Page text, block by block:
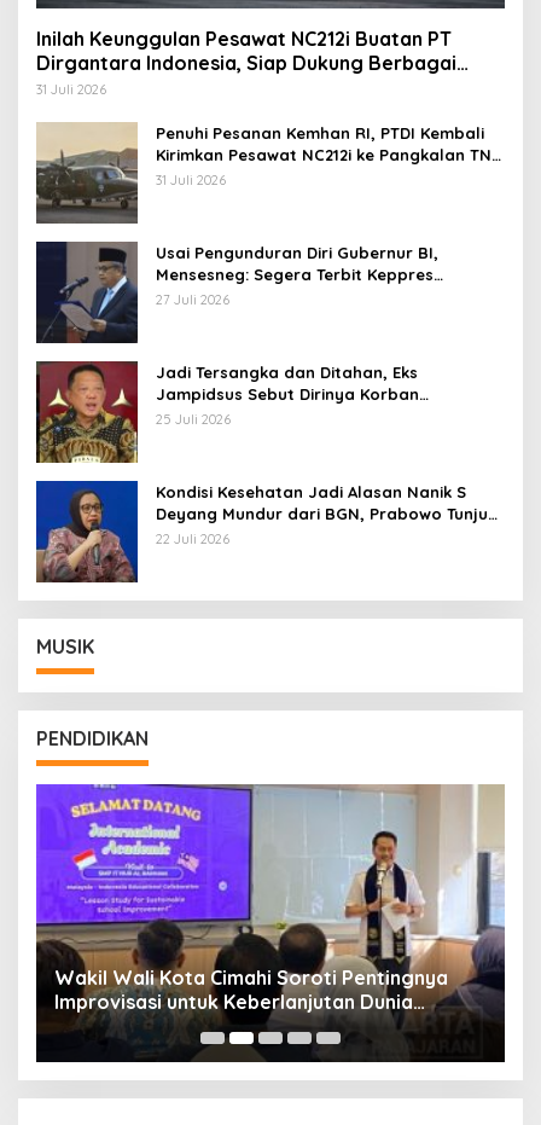
Inilah Keunggulan Pesawat NC212i Buatan PT
Dirgantara Indonesia, Siap Dukung Berbagai
Operasi TNI
31 Juli 2026
Penuhi Pesanan Kemhan RI, PTDI Kembali
Kirimkan Pesawat NC212i ke Pangkalan TNI
AU
31 Juli 2026
Usai Pengunduran Diri Gubernur BI,
Mensesneg: Segera Terbit Keppres
Pemberhentian dengan Hormat
27 Juli 2026
Jadi Tersangka dan Ditahan, Eks
Jampidsus Sebut Dirinya Korban
Kriminalisasi
25 Juli 2026
Kondisi Kesehatan Jadi Alasan Nanik S
Deyang Mundur dari BGN, Prabowo Tunjuk
Wamentan Sudaryono
22 Juli 2026
MUSIK
PENDIDIKAN
Wakil Wali Kota Cimahi Soroti Pentingnya
Improvisasi untuk Keberlanjutan Dunia
Pendidikan